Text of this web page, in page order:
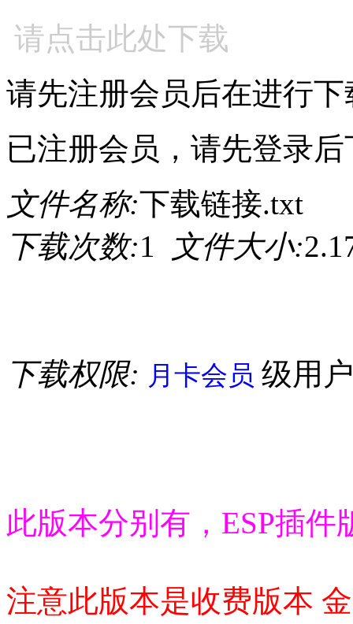
请点击此处下载
请先注册会员后在进行下
已注册会员，请先登录后
文件名称:下载链接.txt
下载次数:1 文件大小:
下载权限: 月卡会员 级用
此版本分别有，ESP插
注意此版本是收费版本